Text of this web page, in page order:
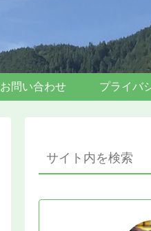
お問い合わせ プライバ